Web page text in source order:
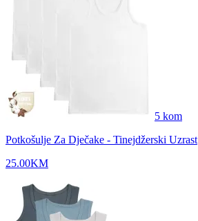
5 kom
Potkošulje Za Dječake - Tinejdžerski Uzrast
25.00KM